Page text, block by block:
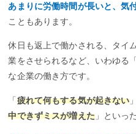
あまりに労働時間が長いと、気
こともあります。
休日も返上で働かされる、タイ
業をさせられるなど、いわゆる
な企業の働き方です。
「 疲れて何もする気が起きない
中できずミスが増えた」といっ